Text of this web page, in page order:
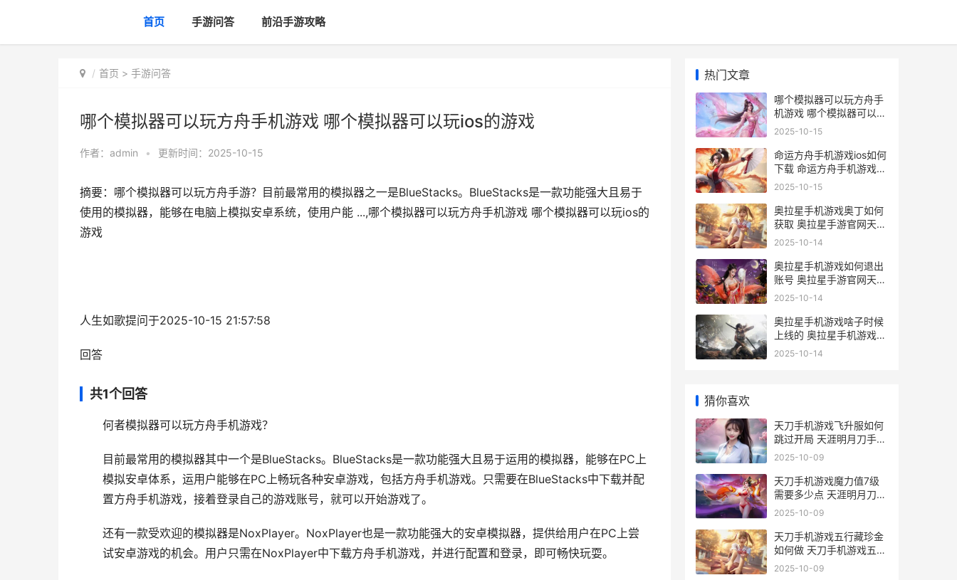
首页 手游问答 前沿手游攻略
首页 > 手游问答
哪个模拟器可以玩方舟手机游戏 哪个模拟器可以玩ios的游戏
作者： admin • 更新时间：2025-10-15
摘要：哪个模拟器可以玩方舟手游？目前最常用的模拟器之一是BlueStacks。BlueStacks是一款功能强大且易于
使用的模拟器，能够在电脑上模拟安卓系统，使用户能 ...,哪个模拟器可以玩方舟手机游戏 哪个模拟器可以玩ios的
游戏
人生如歌提问于2025-10-15 21:57:58
回答
共1个回答
何者模拟器可以玩方舟手机游戏？
目前最常用的模拟器其中一个是BlueStacks。BlueStacks是一款功能强大且易于运用的模拟器，能够在PC上
模拟安卓体系，运用户能够在PC上畅玩各种安卓游戏，包括方舟手机游戏。只需要在BlueStacks中下载并配
置方舟手机游戏，接着登录自己的游戏账号，就可以开始游戏了。
还有一款受欢迎的模拟器是NoxPlayer。NoxPlayer也是一款功能强大的安卓模拟器，提供给用户在PC上尝
试安卓游戏的机会。用户只需在NoxPlayer中下载方舟手机游戏，并进行配置和登录，即可畅快玩耍。
热门文章
哪个模拟器可以玩方舟手
机游戏 哪个模拟器可以玩
ios的游戏
2025-10-15
命运方舟手机游戏ios如何
下载 命运方舟手机游戏官
网
2025-10-15
奥拉星手机游戏奥丁如何
获取 奥拉星手游官网天梯
互娱
2025-10-14
奥拉星手机游戏如何退出
账号 奥拉星手游官网天梯
互娱
2025-10-14
奥拉星手机游戏啥子时候
上线的 奥拉星手机游戏怎
么玩
2025-10-14
猜你喜欢
天刀手机游戏飞升服如何
跳过开局 天涯明月刀手游
飞行视频
2025-10-09
天刀手机游戏魔力值7级
需要多少点 天涯明月刀手
游天魔一号在哪
2025-10-09
天刀手机游戏五行藏珍金
如何做 天刀手机游戏五个
人玩
2025-10-09